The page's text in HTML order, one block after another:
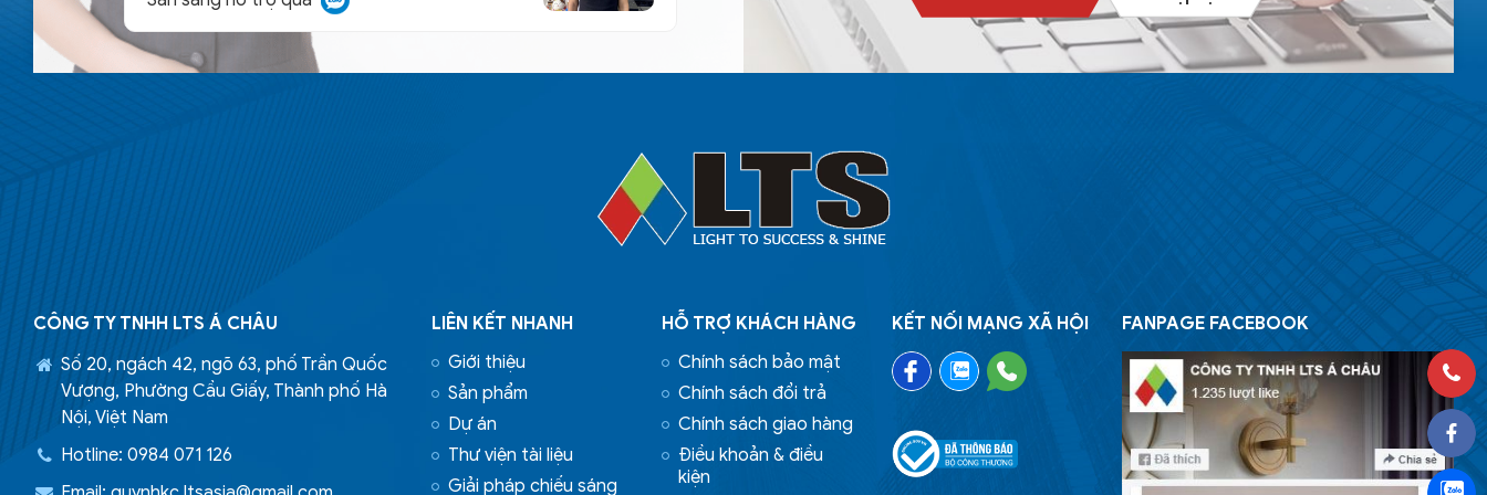
CÔNG TY TNHH LTS Á CHÂU
Số 20, ngách 42, ngõ 63, phố Trần Quốc
Vượng, Phường Cầu Giấy, Thành phố Hà
Nội, Việt Nam
Hotline: 0984 071 126
LIÊN KẾT NHANH
Giới thiệu
Sản phẩm
Dự án
Thư viện tài liệu
Giải pháp chiếu sáng
HỖ TRỢ KHÁCH HÀNG
Chính sách bảo mật
Chính sách đổi trả
Chính sách giao hàng
Điều khoản & điều
kiện
KẾT NỐI MẠNG XÃ HỘI FANPAGE FACEBOOK